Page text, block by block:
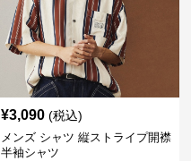
¥3,090 (税込)
メンズ シャツ 縦ストライプ開襟
半袖シャツ